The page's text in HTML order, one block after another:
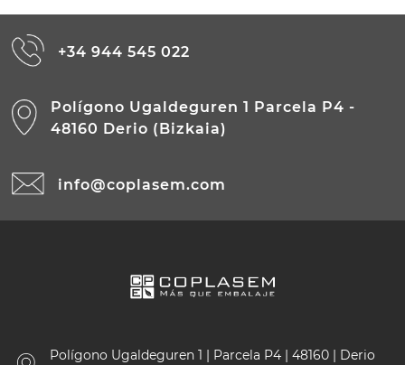
+34 944 545 022
Polígono Ugaldeguren 1 Parcela P4 -
48160 Derio (Bizkaia)
info@coplasem.com
Polígono Ugaldeguren 1 | Parcela P4 | 48160 | Derio